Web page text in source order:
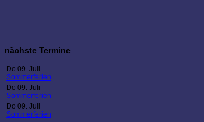
nächste Termine
Do 09. Juli
Sommerferien
Do 09. Juli
Sommerferien
Do 09. Juli
Sommerferien